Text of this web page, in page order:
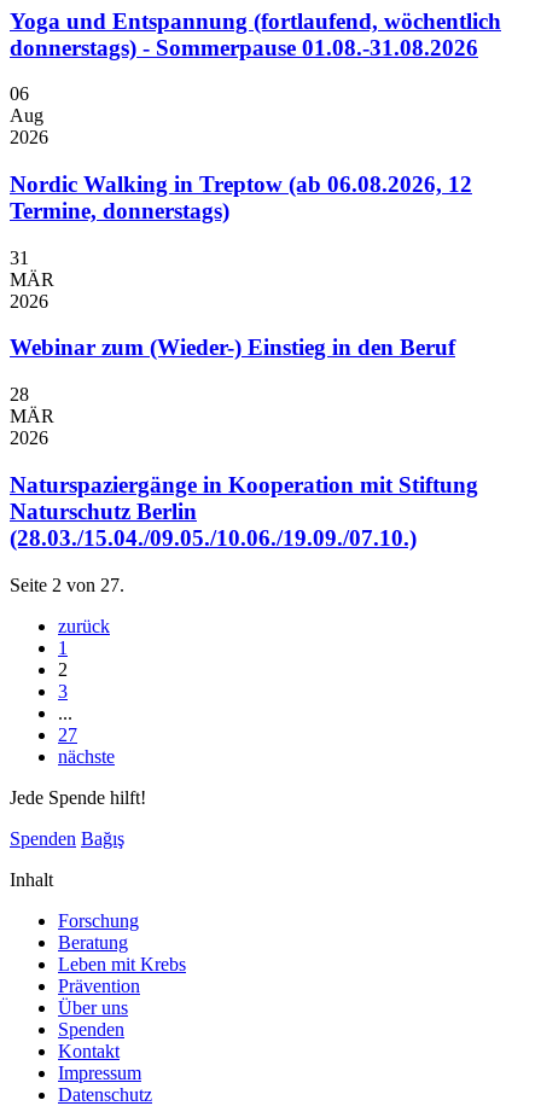
Yoga und Entspannung (fortlaufend, wöchentlich
donnerstags) - Sommerpause 01.08.-31.08.2026
06
Aug
2026
Nordic Walking in Treptow (ab 06.08.2026, 12
Termine, donnerstags)
31
MÄR
2026
Webinar zum (Wieder-) Einstieg in den Beruf
28
MÄR
2026
Naturspaziergänge in Kooperation mit Stiftung
Naturschutz Berlin
(28.03./15.04./09.05./10.06./19.09./07.10.)
Seite 2 von 27.
zurück
1
2
3
...
27
nächste
Jede Spende hilft!
Spenden Bağış
Inhalt
Forschung
Beratung
Leben mit Krebs
Prävention
Über uns
Spenden
Kontakt
Impressum
Datenschutz